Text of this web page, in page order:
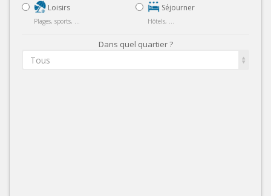
Loisirs
Plages, sports, ...
Séjourner
Hôtels, ...
Dans quel quartier ?
Tous